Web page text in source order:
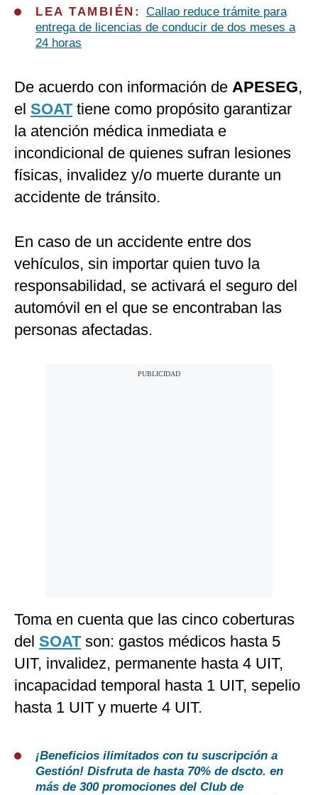
LEA TAMBIÉN: Callao reduce trámite para
entrega de licencias de conducir de dos meses a
24 horas
De acuerdo con información de APESEG,
el SOATtiene como propósito garantizar
la atención médica inmediata e
incondicional de quienes sufran lesiones
físicas, invalidez y/o muerte durante un
accidente de tránsito.
En caso de un accidente entre dos
vehículos, sin importar quien tuvo la
responsabilidad, se activará el seguro del
automóvil en el que se encontraban las
personas afectadas.
Toma en cuenta que las cinco coberturas
del SOATson: gastos médicos hasta 5
UIT, invalidez, permanente hasta 4 UIT,
incapacidad temporal hasta 1 UIT, sepelio
hasta 1 UIT y muerte 4 UIT.
¡Beneficios ilimitados con tu suscripción a
Gestión! Disfruta de hasta 70% de dscto. en
más de 300 promociones del Club de